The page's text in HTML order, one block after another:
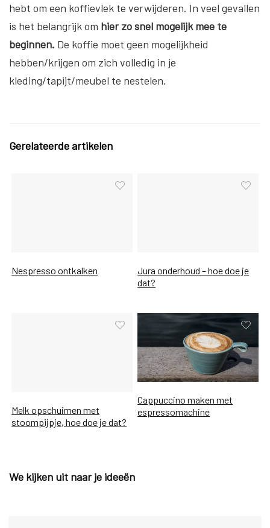
hebt om een koffievlek te verwijderen. In veel gevallen
is het belangrijk om hier zo snel mogelijk mee te
beginnen. De koffie moet geen mogelijkheid
hebben/krijgen om zich volledig in je
kleding/tapijt/meubel te nestelen.
Gerelateerde artikelen
Nespresso ontkalken
Jura onderhoud – hoe doe je
dat?
Melk opschuimen met
stoompijpje, hoe doe je dat?
Cappuccino maken met
espressomachine
We kijken uit naar je ideeën